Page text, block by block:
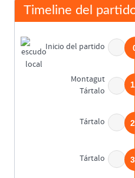
Timeline del
Inicio del partido
Montagut
Tártalo
Tártalo
Tártalo